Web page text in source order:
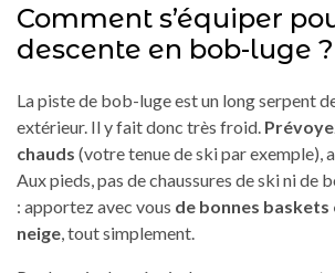
Comment s’équiper
descente en bob-luge ?
La piste de bob-luge est un long serpent
extérieur. Il y fait donc très froid.
chauds (votre tenue de ski par exemple),
Aux pieds, pas de chaussures de ski ni de
: apportez avec vous de bonnes
neige , tout simplement.